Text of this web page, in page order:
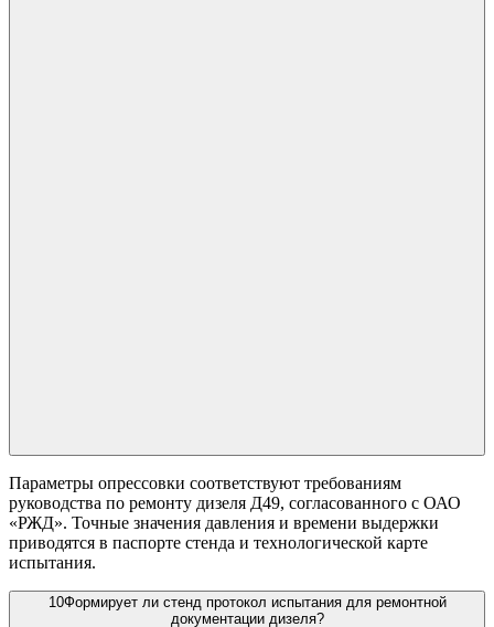
Параметры опрессовки соответствуют требованиям
руководства по ремонту дизеля Д49, согласованного с ОАО
«РЖД». Точные значения давления и времени выдержки
приводятся в паспорте стенда и технологической карте
испытания.
10Формирует ли стенд протокол испытания для ремонтной
документации дизеля?